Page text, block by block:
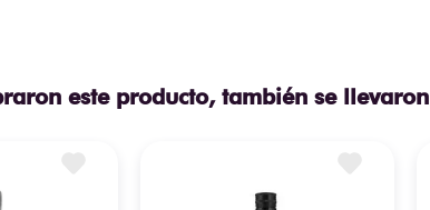
este producto, también se llevaron